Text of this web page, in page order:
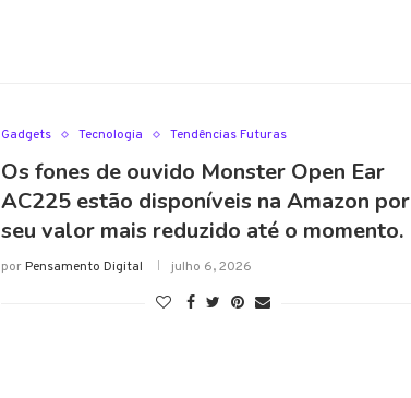
Gadgets Tecnologia Tendências Futuras
Os fones de ouvido Monster Open Ear
AC225 estão disponíveis na Amazon por
seu valor mais reduzido até o momento.
porPensamento Digital julho 6, 2026